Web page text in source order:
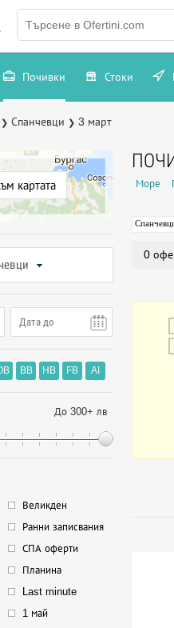
Почивки Стоки
❯ Спанчевци ❯ 3 март
картата
BB HB FB AI
До 300+ лв
Великден
Ранни записвания
СПА оферти
Планина
Last minute
1 май
Море
0